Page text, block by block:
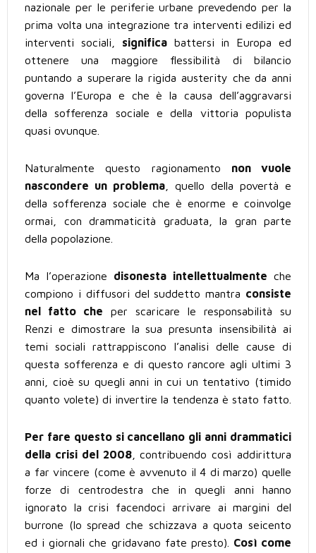
nazionale per le periferie urbane prevedendo per la
prima volta una integrazione tra interventi edilizi ed
interventi sociali, significabattersi in Europa ed
ottenere una maggiore flessibilità di bilancio
puntando a superare la rigida austerity che da anni
governa l’Europa e che è la causa dell’aggravarsi
della sofferenza sociale e della vittoria populista
quasi ovunque.
Naturalmente questo ragionamento non vuole
nascondere un problema , quello della povertà e
della sofferenza sociale che è enorme e coinvolge
ormai, con drammaticità graduata, la gran parte
della popolazione.
Ma l’operazione disonesta intellettualmente che
compiono i diffusori del suddetto mantra consiste
nel fatto che per scaricare le responsabilità su
Renzi e dimostrare la sua presunta insensibilità ai
temi sociali rattrappiscono l’analisi delle cause di
questa sofferenza e di questo rancore agli ultimi 3
anni, cioè su quegli anni in cui un tentativo (timido
quanto volete) di invertire la tendenza è stato fatto.
Per fare questo si cancellano gli anni drammatici
della crisi del 2008, contribuendo così addirittura
a far vincere (come è avvenuto il 4 di marzo) quelle
forze di centrodestra che in quegli anni hanno
ignorato la crisi facendoci arrivare ai margini del
burrone (lo spread che schizzava a quota seicento
ed i giornali che gridavano fate presto). Così come